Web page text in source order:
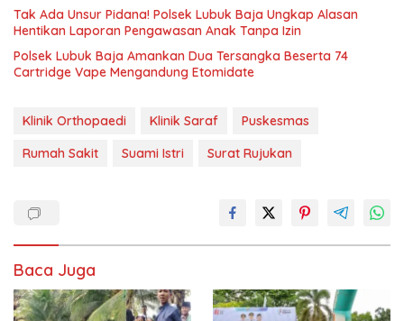
Tak Ada Unsur Pidana! Polsek Lubuk Baja Ungkap Alasan
Hentikan Laporan Pengawasan Anak Tanpa Izin
Polsek Lubuk Baja Amankan Dua Tersangka Beserta 74
Cartridge Vape Mengandung Etomidate
Klinik Orthopaedi Klinik Saraf
Puskesmas
Rumah Sakit
Suami Istri Surat Rujukan
Baca Juga